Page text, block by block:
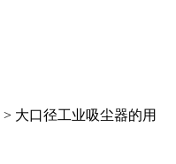
> 大口径工业吸尘器的用